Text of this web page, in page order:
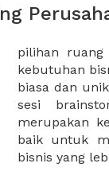
bisnis yang